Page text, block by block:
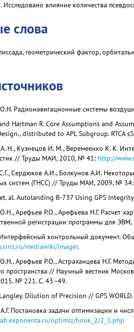
Исследовано влияние количества
слова
геометрический фактор,
Радионавигационные системы
Hartman R. Core Assumptions and
distributed to APL Subgroup. RTCA
Н., Кузнецов И. М., Веремеенко К. К.
// Труды МАИ, 2010, № 41: http://
Сердюков А.И., Болкунов А.И.
систем (ГНСС) // Труды МАИ, 2009, № 34:
al. Autolanding B‑737 Using GPS
Арефьев Р.О., Арефьева Н.Г. Расчет
регистрации программы для
контрольный документ.
mediawiki/images
Арефьев Р.О., Астраханцева Н.Г.
пространства // Научный вестник
№ 221. С. 43–49.
Dilution of Precision // GPS
Постановка задачи оптимизации и
.exponenta.ru/optimiz/book_2/2_1.php